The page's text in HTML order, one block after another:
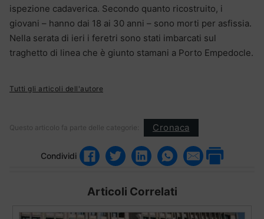
ispezione cadaverica. Secondo quanto ricostruito, i
giovani – hanno dai 18 ai 30 anni – sono morti per asfissia.
Nella serata di ieri i feretri sono stati imbarcati sul
traghetto di linea che è giunto stamani a Porto Empedocle.
Tutti gli articoli dell'autore
Questo articolo fa parte delle categorie: Cronaca
Condividi
Articoli Correlati